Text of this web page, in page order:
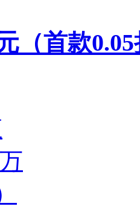
（首款